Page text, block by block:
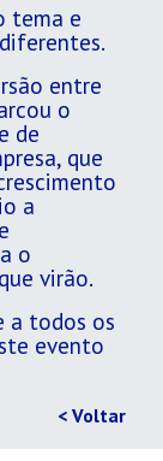
tema e
entre
o
de
que
a
o
virão.
a todos os
evento
< Voltar